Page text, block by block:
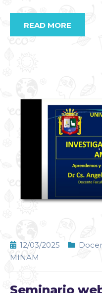
READ MORE
12/03/2025
MINAM
Seminario